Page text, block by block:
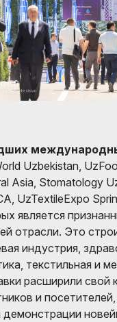
Uzbekistan,
Asia, Stomatology
UzTextileExpo
является
отрасли. Это
индустрия,
текстильная и
расширили свой
и